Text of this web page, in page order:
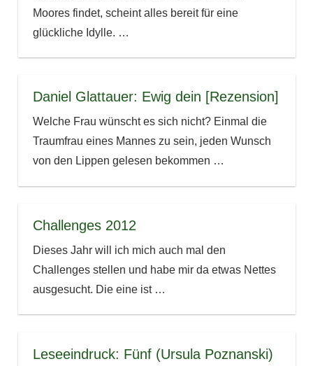
Moores findet, scheint alles bereit für eine
glückliche Idylle. …
Daniel Glattauer: Ewig dein [Rezension]
Welche Frau wünscht es sich nicht? Einmal die
Traumfrau eines Mannes zu sein, jeden Wunsch
von den Lippen gelesen bekommen …
Challenges 2012
Dieses Jahr will ich mich auch mal den
Challenges stellen und habe mir da etwas Nettes
ausgesucht. Die eine ist …
Leseeindruck: Fünf (Ursula Poznanski)